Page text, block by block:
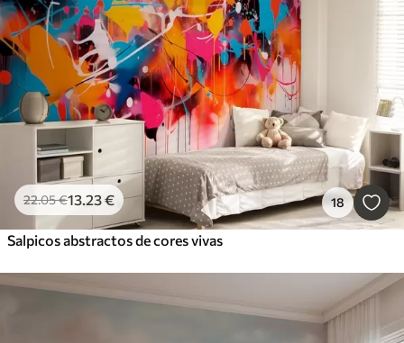
22.05€13.23€ 18
Salpicos abstractos de cores vivas